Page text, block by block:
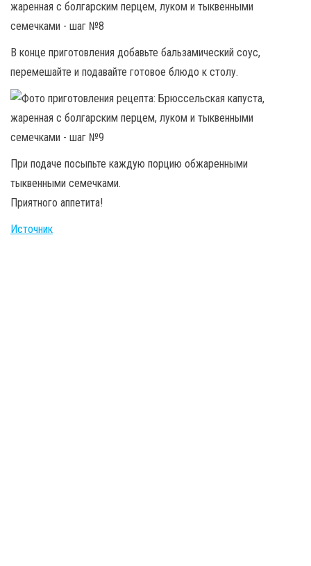
В конце приготовления добавьте бальзамический соус,
перемешайте и подавайте готовое блюдо к столу.
При подаче посыпьте каждую порцию обжаренными
тыквенными семечками.
Приятного аппетита!
Источник